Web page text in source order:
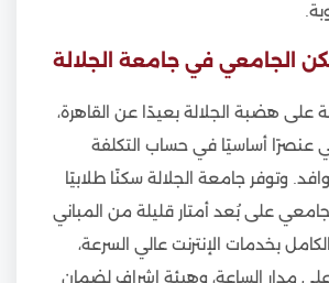
الجامعي في جامعة الجلالة
على هضبة الجلالة بعيدًا عن القاهرة،
عنصرًا أساسيًا في حساب التكلفة
وتوفر جامعة الجلالة سكنًا طلابيًا
على بُعد أمتار قليلة من المباني
بخدمات الإنترنت عالي السرعة،
مدار الساعة، وهيئة إشراف لضمان